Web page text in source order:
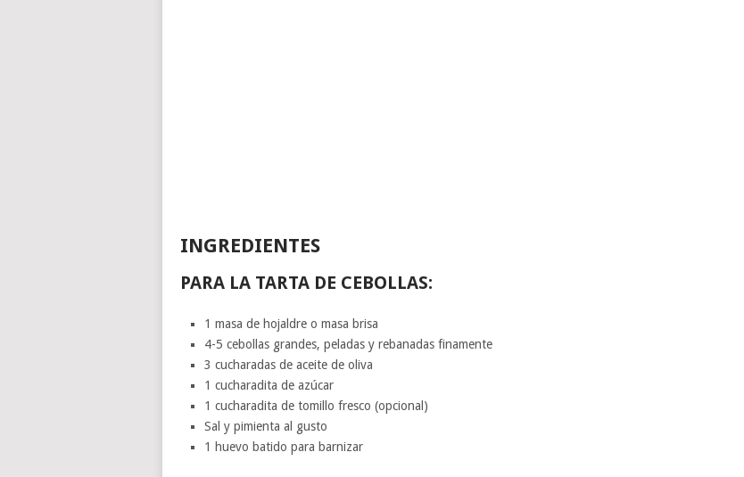
INGREDIENTES
PARA LA TARTA DE CEBOLLAS:
1 masa de hojaldre o masa brisa
4-5 cebollas grandes, peladas y rebanadas finamente
3 cucharadas de aceite de oliva
1 cucharadita de azúcar
1 cucharadita de tomillo fresco (opcional)
Sal y pimienta al gusto
1 huevo batido para barnizar